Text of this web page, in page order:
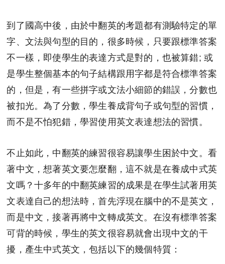
到了國高中後，由於中翻英的考題都有測驗特定的單
字、文法與句型的目的，很多時候，只要跟標準答案
不一樣，即使學生的表達方式是對的，也被算錯; 或
是學生整個基本的句子結構跟用字都是符合標準答案
的，但是，有一些拼字或文法小細節的錯誤，分數也
被扣光。為了分數，學生養成背句子或句型的習慣，
而不是不怕犯錯，學習使用英文表達想法的習慣。
不止如此，中翻英的練習很容易讓學生困於中文。看
著中文，想著英文要怎麼翻，這不就是在養成中式英
文嗎？十多年的中翻英練習的成果是在學生試著用英
文表達自己的想法時，首先浮現在腦中的不是英文，
而是中文，接著再將中文轉成英文。在沒有標準答案
可背的時候，學生的英文很容易就會出現中文的干
擾，產生中式英文，包括以下的幾個特質：